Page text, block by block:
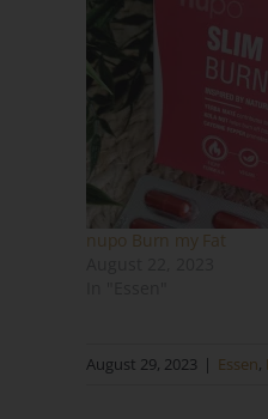
nupo Burn my Fat
August 29, 2023 | Essen,